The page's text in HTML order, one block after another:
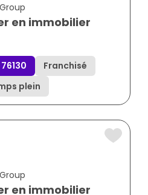
en immobilier
Franchisé
plein
en immobilier